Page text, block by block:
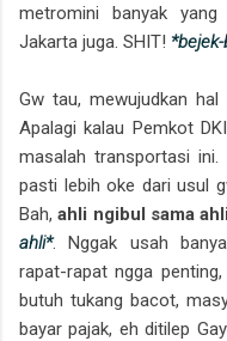
metromini banyak
Jakarta juga. SHIT!
Gw tau, mewujudkan
Apalagi kalau Pemkot
masalah transportasi
pasti lebih oke dari usul
Bah,ahli ngibul sama
ahli*. Nggak usah
rapat-rapat ngga
butuh tukang bacot,
bayar pajak, eh ditilep